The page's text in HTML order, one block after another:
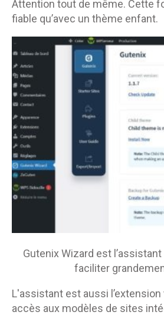
Attention tout de même. Cette
fiable qu’avec un thème enfant.
Gutenix Wizard est
faciliter
L'assistant est aussi
accès aux modèles de sites